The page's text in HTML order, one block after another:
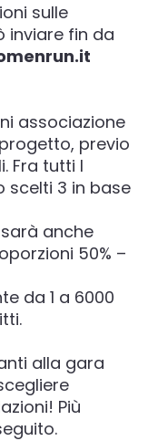
sulle
inviare fin da
associazione
previo
Fra tutti I
scelti 3 in base
anche
50% –
da 1 a 6000
alla gara
Più